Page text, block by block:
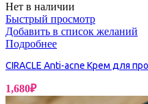
Нет в наличии
Быстрый просмотр
Добавить в список желаний
Подробнее
CIRACLE Anti-acne Крем для
1,680₽